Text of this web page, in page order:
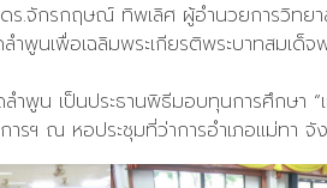
.จักรกฤษณ์ ทิพเลิศ ผู้อำนวยการวิทยา
ำพูนเพื่อเฉลิมพระเกียรติพระบาทสมเ
พูน เป็นประธานพิธีมอบทุนการศึกษา
ารฯ ณ หอประชุมที่ว่าการอำเภอแม่ทา